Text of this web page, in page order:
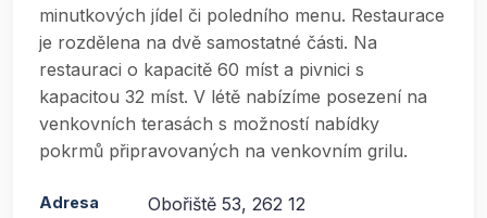
minutkových jídel či poledního menu. Restaurace
je rozdělena na dvě samostatné části. Na
restauraci o kapacitě 60 míst a pivnici s
kapacitou 32 míst. V létě nabízíme posezení na
venkovních terasách s možností nabídky
pokrmů připravovaných na venkovním grilu.
Adresa Obořiště 53, 262 12